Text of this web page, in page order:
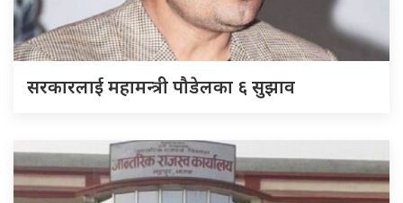
सरकारलाई महामन्त्री पौडेलका ६ सुझाव